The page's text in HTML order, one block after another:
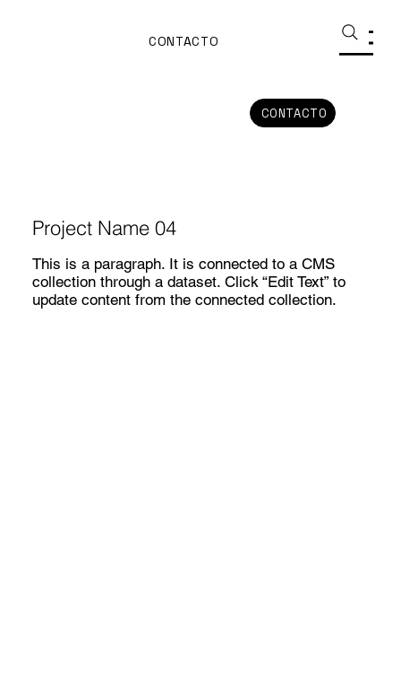
CONTACTO
CONTACTO
Project Name 04
This is a paragraph. It is connected to a CMS
collection through a dataset. Click “Edit Text” to
update content from the connected collection.